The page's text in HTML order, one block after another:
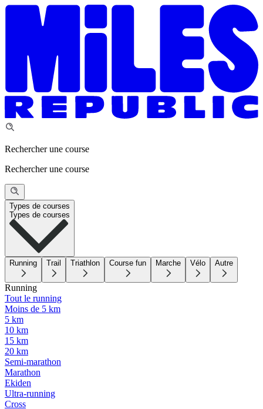
Rechercher une course
Rechercher une course
Types de courses
Types de courses
Running Trail Triathlon Course fun Marche Vélo Autre
Running
Tout le running
Moins de 5 km
5 km
10 km
15 km
20 km
Semi-marathon
Marathon
Ekiden
Ultra-running
Cross